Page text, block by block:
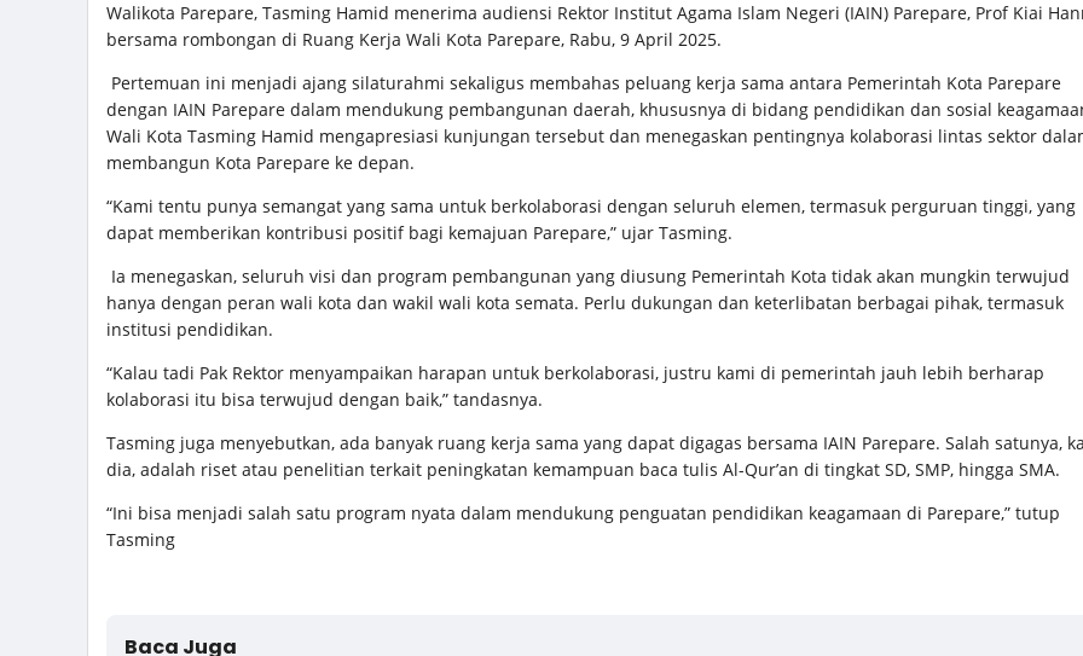
Walikota Parepare, Tasming Hamid menerima audiensi Rektor Institut Agama Islam Negeri (IAIN) Parepare, Prof Kiai
bersama rombongan di Ruang Kerja Wali Kota Parepare, Rabu, 9 April 2025.
Pertemuan ini menjadi ajang silaturahmi sekaligus membahas peluang kerja sama antara Pemerintah Kota Parepare
dengan IAIN Parepare dalam mendukung pembangunan daerah, khususnya di bidang pendidikan dan sosial
Wali Kota Tasming Hamid mengapresiasi kunjungan tersebut dan menegaskan pentingnya kolaborasi lintas sektor
membangun Kota Parepare ke depan.
“Kami tentu punya semangat yang sama untuk berkolaborasi dengan seluruh elemen, termasuk perguruan tinggi, yang
dapat memberikan kontribusi positif bagi kemajuan Parepare,” ujar Tasming.
Ia menegaskan, seluruh visi dan program pembangunan yang diusung Pemerintah Kota tidak akan mungkin terwujud
hanya dengan peran wali kota dan wakil wali kota semata. Perlu dukungan dan keterlibatan berbagai pihak, termasuk
institusi pendidikan.
“Kalau tadi Pak Rektor menyampaikan harapan untuk berkolaborasi, justru kami di pemerintah jauh lebih berharap
kolaborasi itu bisa terwujud dengan baik,” tandasnya.
Tasming juga menyebutkan, ada banyak ruang kerja sama yang dapat digagas bersama IAIN Parepare. Salah satunya,
dia, adalah riset atau penelitian terkait peningkatan kemampuan baca tulis Al-Qur’an di tingkat SD, SMP, hingga SMA.
“Ini bisa menjadi salah satu program nyata dalam mendukung penguatan pendidikan keagamaan di Parepare,” tutup
Tasming
Baca Juga